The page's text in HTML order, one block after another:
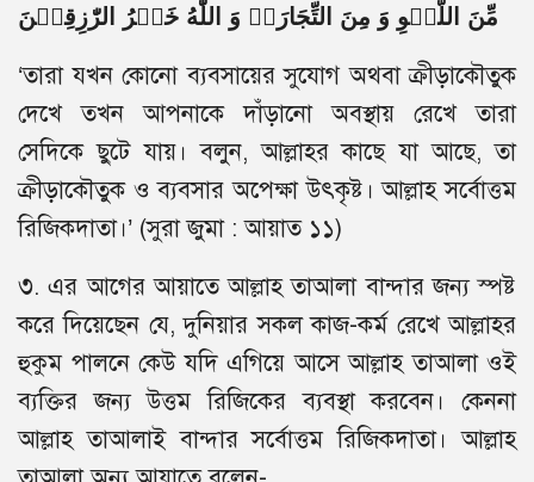
مِّنَ اللَّهۡوِ وَ مِنَ التِّجَارَۃِ وَ اللّٰهُ خَیۡرُ الرّٰزِقِیۡنَ
‘তারা যখন কোনো ব্যবসায়ের সুযোগ অথবা ক্রীড়াকৌতুক
দেখে তখন আপনাকে দাঁড়ানো অবস্থায় রেখে তারা
সেদিকে ছুটে যায়। বলুন, আল্লাহর কাছে যা আছে, তা
ক্রীড়াকৌতুক ও ব্যবসার অপেক্ষা উৎকৃষ্ট। আল্লাহ সর্বোত্তম
রিজিকদাতা।’ (সুরা জুমা : আয়াত ১১)
৩. এর আগের আয়াতে আল্লাহ তাআলা বান্দার জন্য স্পষ্ট
করে দিয়েছেন যে, দুনিয়ার সকল কাজ-কর্ম রেখে আল্লাহর
হুকুম পালনে কেউ যদি এগিয়ে আসে আল্লাহ তাআলা ওই
ব্যক্তির জন্য উত্তম রিজিকের ব্যবস্থা করবেন। কেননা
আল্লাহ তাআলাই বান্দার সর্বোত্তম রিজিকদাতা। আল্লাহ